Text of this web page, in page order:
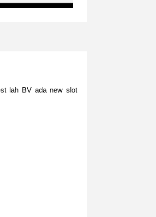
lah BV ada new slot